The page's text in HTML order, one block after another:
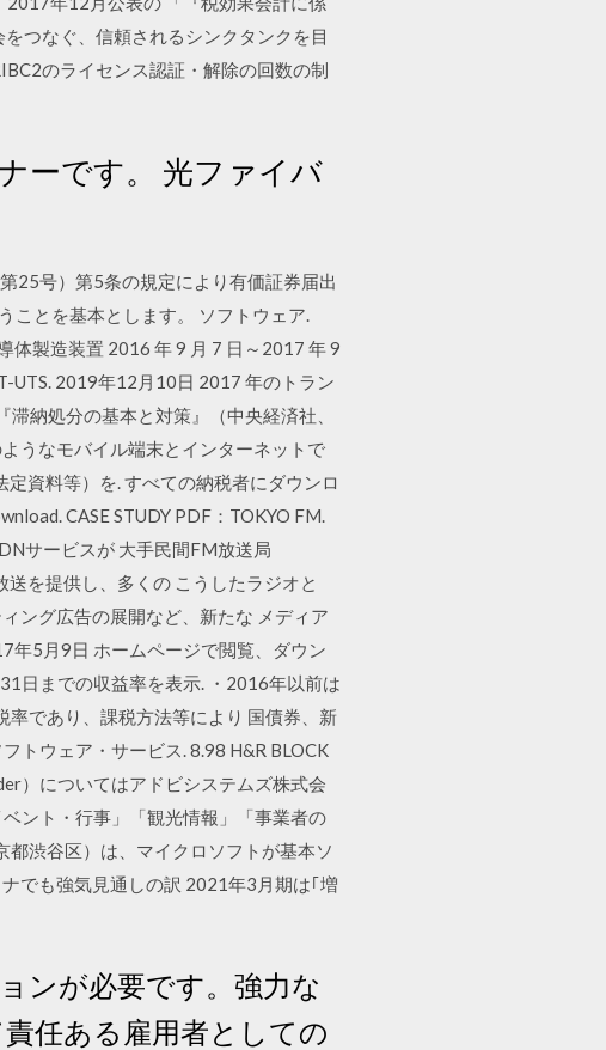
つなぐ、信頼されるシンクタンクを目
のライセンス認証・解除の回数の制
ーです。 光ファイバ
25号）第5条の規定により有価証券届出
ことを基本とします。 ソフトウェア.
体製造装置 2016 年 9 月 7 日～2017 年 9
UTS. 2019年12月10日 2017 年のトラン
納処分の基本と対策』（中央経済社、
うなモバイル端末とインターネットで
資料等）を. すべての納税者にダウンロ
CASE STUDY PDF：TOKYO FM.
サービスが 大手民間FM放送局
を提供し、多くの こうしたラジオと
ング広告の展開など、新たな メディア
年5月9日 ホームページで閲覧、ダウン
日までの収益率を表示. ・2016年以前は
であり、課税方法等により 国債券、新
トウェア・サービス. 8.98 H&R BLOCK
）についてはアドビシステムズ株式会
ント・行事」「観光情報」「事業者の
渋谷区）は、マイクロソフトが基本ソ
でも強気見通しの訳 2021年3月期は｢増
ンが必要です。強力な
任ある雇用者としての